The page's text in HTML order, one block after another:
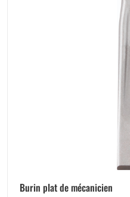
Burin plat de mécanicien